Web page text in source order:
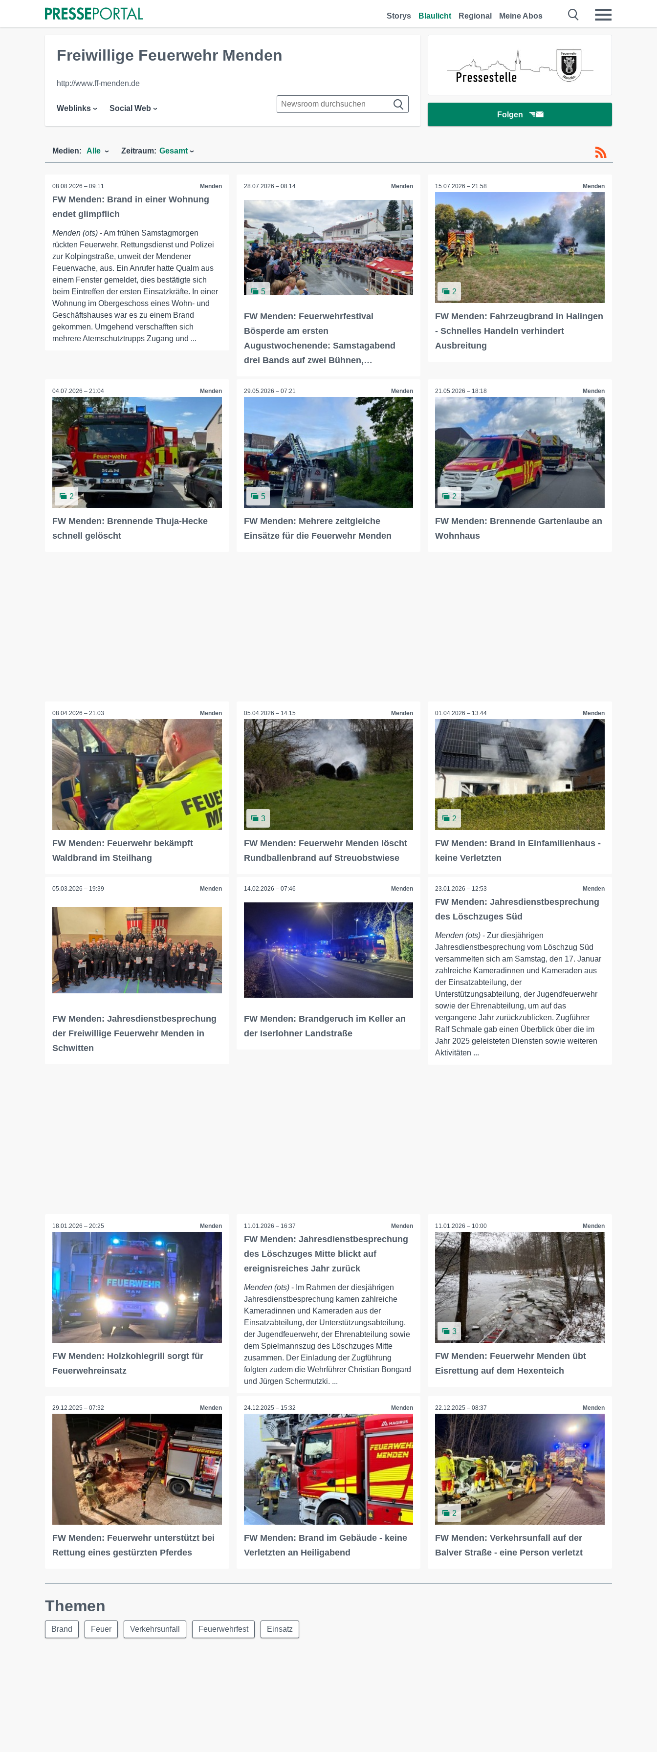
Storys Blaulicht Regional Meine Abos
Folgen
Freiwillige Feuerwehr Menden
http://www.ff-menden.de
Weblinks Social Web
Medien: Alle Zeitraum: Gesamt
08.08.2026 – 09:11 Menden
FW Menden: Brand in einer Wohnung
endet glimpflich
Menden (ots) - Am frühen Samstagmorgen
rückten Feuerwehr, Rettungsdienst und Polizei
zur Kolpingstraße, unweit der Mendener
Feuerwache, aus. Ein Anrufer hatte Qualm aus
einem Fenster gemeldet, dies bestätigte sich
beim Eintreffen der ersten Einsatzkräfte. In einer
Wohnung im Obergeschoss eines Wohn- und
Geschäftshauses war es zu einem Brand
gekommen. Umgehend verschafften sich
mehrere Atemschutztrupps Zugang und ...
28.07.2026 – 08:14 Menden
5
FW Menden: Feuerwehrfestival
Bösperde am ersten
Augustwochenende: Samstagabend
drei Bands auf zwei Bühnen,…
15.07.2026 – 21:58 Menden
2
FW Menden: Fahrzeugbrand in Halingen
- Schnelles Handeln verhindert
Ausbreitung
04.07.2026 – 21:04 Menden
2
FW Menden: Brennende Thuja-Hecke
schnell gelöscht
29.05.2026 – 07:21 Menden
5
FW Menden: Mehrere zeitgleiche
Einsätze für die Feuerwehr Menden
21.05.2026 – 18:18 Menden
2
FW Menden: Brennende Gartenlaube an
Wohnhaus
08.04.2026 – 21:03 Menden
FW Menden: Feuerwehr bekämpft
Waldbrand im Steilhang
05.04.2026 – 14:15 Menden
3
FW Menden: Feuerwehr Menden löscht
Rundballenbrand auf Streuobstwiese
01.04.2026 – 13:44 Menden
2
FW Menden: Brand in Einfamilienhaus -
keine Verletzten
05.03.2026 – 19:39 Menden
FW Menden: Jahresdienstbesprechung
der Freiwillige Feuerwehr Menden in
Schwitten
14.02.2026 – 07:46 Menden
FW Menden: Brandgeruch im Keller an
der Iserlohner Landstraße
23.01.2026 – 12:53 Menden
FW Menden: Jahresdienstbesprechung
des Löschzuges Süd
Menden (ots) - Zur diesjährigen
Jahresdienstbesprechung vom Löschzug Süd
versammelten sich am Samstag, den 17. Januar
zahlreiche Kameradinnen und Kameraden aus
der Einsatzabteilung, der
Unterstützungsabteilung, der Jugendfeuerwehr
sowie der Ehrenabteilung, um auf das
vergangene Jahr zurückzublicken. Zugführer
Ralf Schmale gab einen Überblick über die im
Jahr 2025 geleisteten Diensten sowie weiteren
Aktivitäten ...
18.01.2026 – 20:25 Menden
FW Menden: Holzkohlegrill sorgt für
Feuerwehreinsatz
11.01.2026 – 16:37 Menden
FW Menden: Jahresdienstbesprechung
des Löschzuges Mitte blickt auf
ereignisreiches Jahr zurück
Menden (ots)- Im Rahmen der diesjährigen
Jahresdienstbesprechung kamen zahlreiche
Kameradinnen und Kameraden aus der
Einsatzabteilung, der Unterstützungsabteilung,
der Jugendfeuerwehr, der Ehrenabteilung sowie
dem Spielmannszug des Löschzuges Mitte
zusammen. Der Einladung der Zugführung
folgten zudem die Wehrführer Christian Bongard
und Jürgen Schermutzki. ...
11.01.2026 – 10:00 Menden
3
FW Menden: Feuerwehr Menden übt
Eisrettung auf dem Hexenteich
29.12.2025 – 07:32 Menden
FW Menden: Feuerwehr unterstützt bei
Rettung eines gestürzten Pferdes
24.12.2025 – 15:32 Menden
FW Menden: Brand im Gebäude - keine
Verletzten an Heiligabend
22.12.2025 – 08:37 Menden
2
FW Menden: Verkehrsunfall auf der
Balver Straße - eine Person verletzt
Themen
Brand Feuer Verkehrsunfall Feuerwehrfest Einsatz